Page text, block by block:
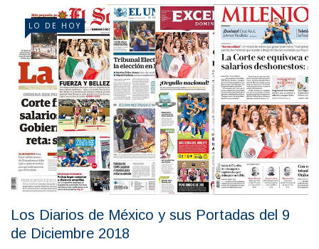
LO DE HOY
Los Diarios de México y sus Portadas del 9
de Diciembre 2018